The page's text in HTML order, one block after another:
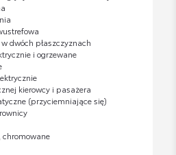
dwóch płaszczyznach
i ogrzewane
kierowcy i pasażera
(przyciemniające się)
chromowane